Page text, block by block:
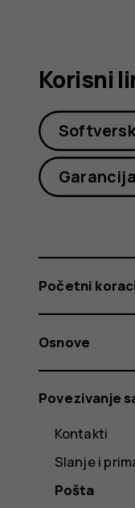
Korisni
Početni
Osnove
Povezivanje
Kontakti
Slanje i
Pošta